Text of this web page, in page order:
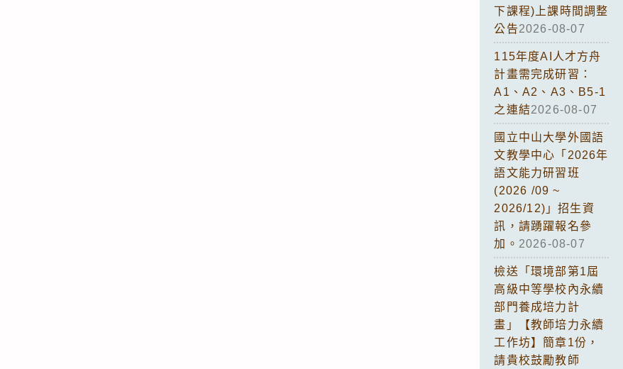
下課程)上課時間調整
公告2026-08-07
115年度AI人才方舟
計畫需完成研習：
A1、A2、A3、B5-1
之連結2026-08-07
國立中山大學外國語
文教學中心「2026年
語文能力研習班
(2026 /09 ~
2026/12)」招生資
訊，請踴躍報名參
加。 2026-08-07
檢送「環境部第1屆
高級中等學校內永續
部門養成培力計
畫」【教師培力永續
工作坊】簡章1份，
請貴校鼓勵教師